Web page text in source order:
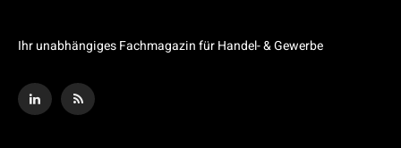
Ihr unabhängiges Fachmagazin für Handel- & Gewerbe